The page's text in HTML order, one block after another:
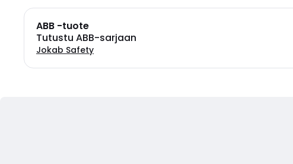
ABB -tuote
Tutustu ABB-sarjaan
Jokab Safety